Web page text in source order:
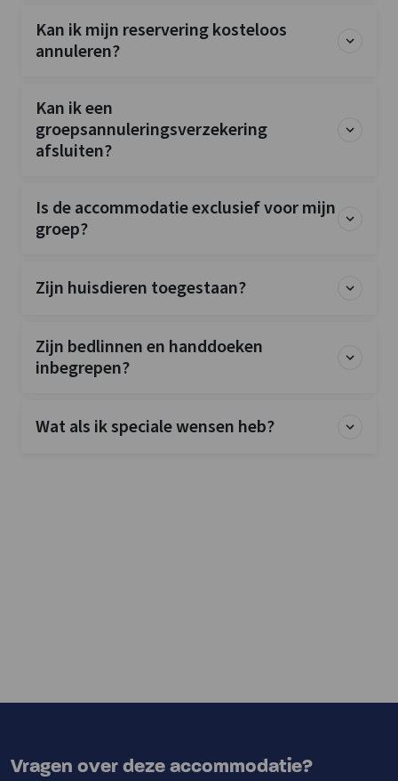
Kan ik mijn reservering kosteloos
annuleren?
Kan ik een
groepsannuleringsverzekering
afsluiten?
Is de accommodatie exclusief voor mijn
groep?
Zijn huisdieren toegestaan?
Zijn bedlinnen en handdoeken
inbegrepen?
Wat als ik speciale wensen heb?
Vragen over deze accommodatie?